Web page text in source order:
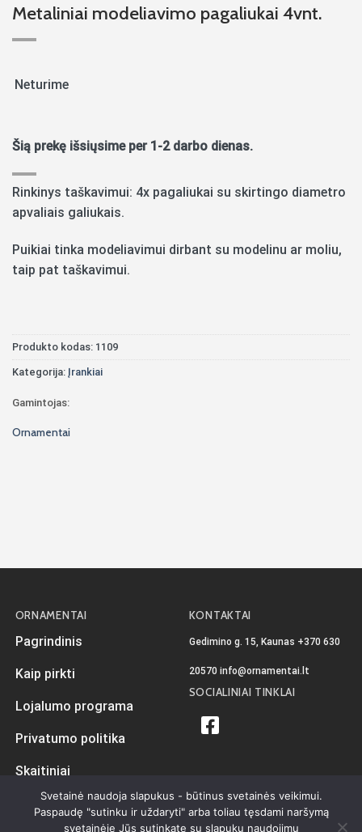
Metaliniai modeliavimo pagaliukai 4vnt.
Neturime
Šią prekę išsiųsime per 1-2 darbo dienas.
Rinkinys taškavimui: 4x pagaliukai su skirtingo diametro
apvaliais galiukais.
Puikiai tinka modeliavimui dirbant su modelinu ar moliu,
taip pat taškavimui.
Produkto kodas: 1109
Kategorija: Įrankiai
Gamintojas:
Ornamentai
ORNAMENTAI
Pagrindinis
Kaip pirkti
Lojalumo programa
Privatumo politika
Skaitiniai
KONTAKTAI
Gedimino g. 15, Kaunas +370 630
20570 info@ornamentai.lt
SOCIALINIAI TINKLAI
Svetainė naudoja slapukus - būtinus svetainės veikimui.
Paspaudę "sutinku ir uždaryti" arba toliau tęsdami naršymą
svetainėje Jūs sutinkate su slapukų naudojimu